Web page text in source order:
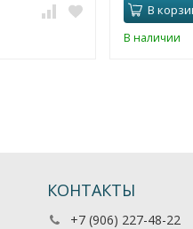
В
В наличии
КОНТАКТЫ
+7 (906) 227-48-22